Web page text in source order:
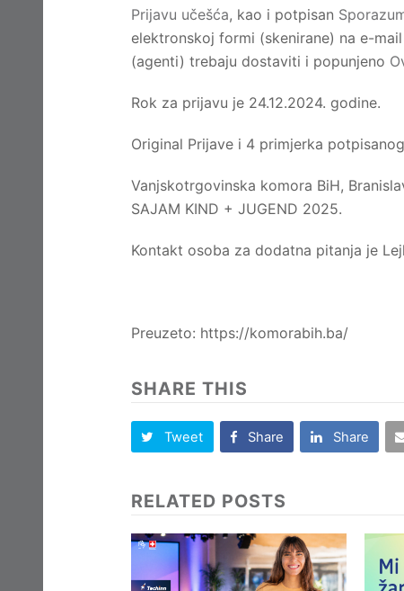
Prijavu učešća, kao i potpisan
elektronskoj formi (skenirane) na e-
(agenti) trebaju dostaviti i popunjeno
Rok za prijavu je 24.12.2024. godine.
Original Prijave i 4 primjerka
Vanjskotrgovinska komora BiH,
SAJAM KIND + JUGEND 2025.
Kontakt osoba za dodatna pitanja je
Preuzeto: https://komorabih.ba/
SHARE THIS
Tweet Share Share
RELATED POSTS